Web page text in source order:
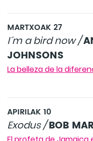
MARTXOAK 27
I´m a bird now /
JOHNSONS
La belleza de la
APIRILAK 10
Exodus /BOB